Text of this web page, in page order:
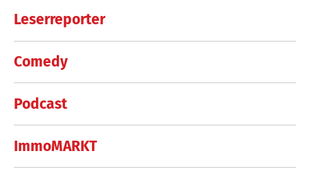
Leserreporter
Comedy
Podcast
ImmoMARKT